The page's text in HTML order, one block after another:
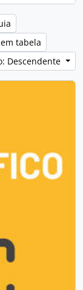
tabela
Descendente